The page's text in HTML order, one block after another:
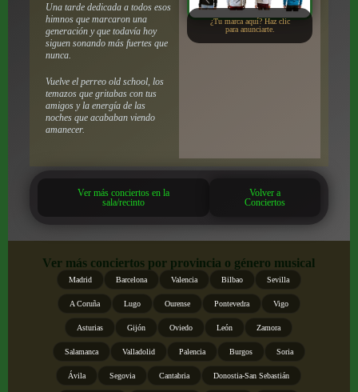
Una tarde dedicada a todos esos
himnos que marcaron una
generación y que todavía hoy
siguen sonando más fuertes que
nunca.
Vuelve el perreo old school, los
temazos que gritabas con tus
amigos y la energía de las
noches que acababan viendo
amanecer.
¿Tu marca aquí? Haz clic
para anunciarte.
Ver más conciertos en la
sala/recinto
Volver a
Conciertos
Ver más conciertos por provincia o género musical
Madrid Barcelona Valencia Bilbao Sevilla
A Coruña Lugo Ourense Pontevedra Vigo
Asturias Gijón Oviedo León Zamora
Salamanca Valladolid Palencia Burgos Soria
Ávila Segovia Cantabria Donostia-San Sebastián